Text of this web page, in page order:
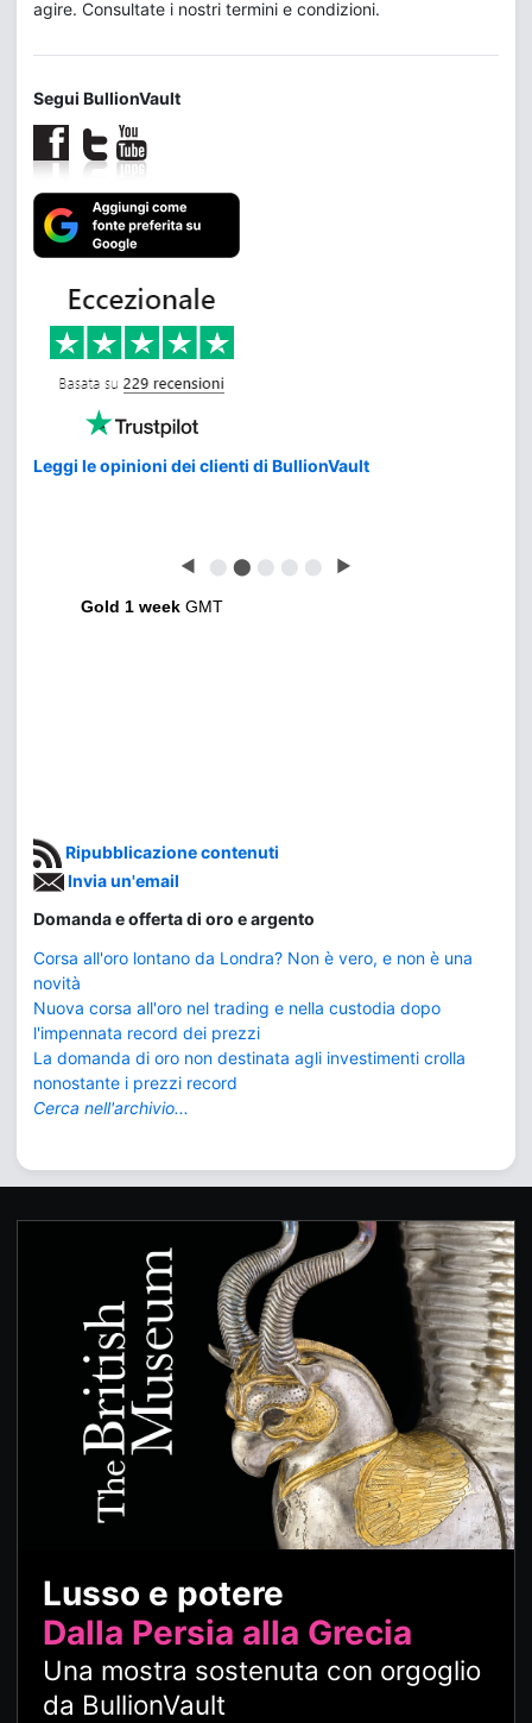
agire. Consultate i nostri termini e condizioni.
Segui BullionVault
Leggi le opinioni dei clienti di BullionVault
◀ ⬤ ⬤ ⬤ ⬤ ⬤ ▶
Gold 1 week GMT
Ripubblicazione contenuti
Invia un'email
Domanda e offerta di oro e argento
Corsa all'oro lontano da Londra? Non è vero, e non è una
novità
Nuova corsa all'oro nel trading e nella custodia dopo
l'impennata record dei prezzi
La domanda di oro non destinata agli investimenti crolla
nonostante i prezzi record
Cerca nell'archivio...
Lusso e potere
Dalla Persia alla Grecia
Una mostra sostenuta con orgoglio
da BullionVault